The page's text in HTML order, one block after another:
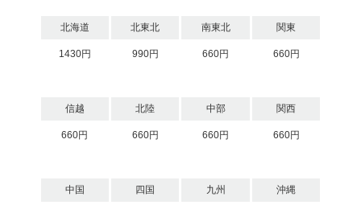
北海道 北東北 南東北 関東
1430円 990円 660円 660円
信越 北陸 中部 関西
660円 660円 660円 660円
中国 四国 九州 沖縄